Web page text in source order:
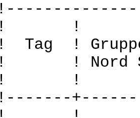
!
! Tag !
! ! Nord
!
!-------